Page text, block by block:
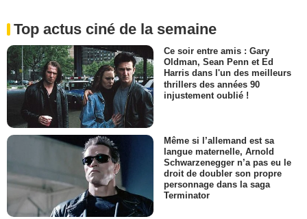
Top actus ciné de la semaine
Ce soir entre amis : Gary
Oldman, Sean Penn et Ed
Harris dans l'un des meilleurs
thrillers des années 90
injustement oublié !
Même si l’allemand est sa
langue maternelle, Arnold
Schwarzenegger n’a pas eu le
droit de doubler son propre
personnage dans la saga
Terminator